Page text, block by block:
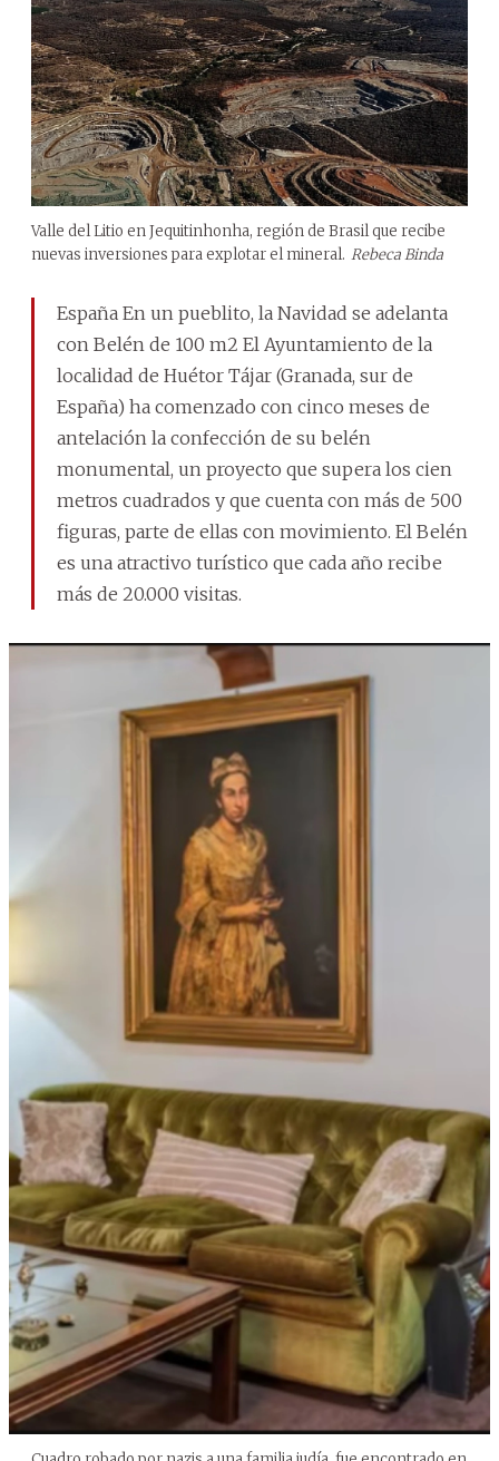
Valle del Litio en Jequitinhonha, región de Brasil que recibe
nuevas inversiones para explotar el mineral. Rebeca Binda
España En un pueblito, la Navidad se adelanta
con Belén de 100 m2 El Ayuntamiento de la
localidad de Huétor Tájar (Granada, sur de
España) ha comenzado con cinco meses de
antelación la confección de su belén
monumental, un proyecto que supera los cien
metros cuadrados y que cuenta con más de 500
figuras, parte de ellas con movimiento. El Belén
es una atractivo turístico que cada año recibe
más de 20.000 visitas.